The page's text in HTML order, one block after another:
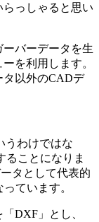
らっしゃると思い
バーデータを生
を利用します。
タ以外のCADデ
うわけではな
ることになりま
タとして代表的
ています。
DXF」とし、